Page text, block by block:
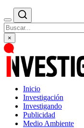
×
Inicio
Investigación
Investigando
Publicidad
Medio Ambiente